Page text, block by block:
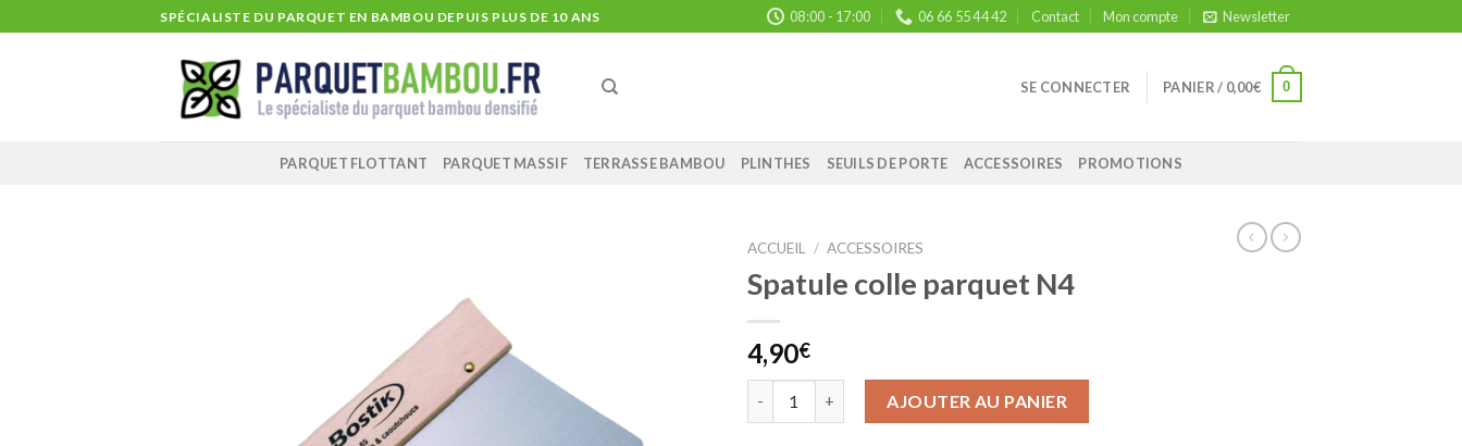
to
SPÉCIALISTE DU PARQUET EN BAMBOU DEPUIS PLUS DE 10 ANS 08:00 - 17:00 06 66 55 44 42 Contact Mon compte Newsletter
SE CONNECTER PANIER / 0,00€ 0
PARQUET FLOTTANT PARQUET MASSIF TERRASSE BAMBOU PLINTHES SEUILS DE PORTE ACCESSOIRES PROMOTIONS
ACCUEIL / ACCESSOIRES
Spatule colle parquet N4
4,90€
AJOUTER AU PANIER